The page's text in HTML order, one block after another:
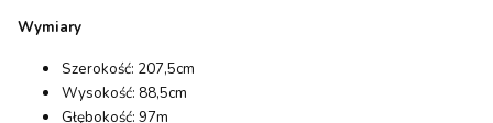
Wymiary
Szerokość: 207,5cm
Wysokość: 88,5cm
Głębokość: 97m